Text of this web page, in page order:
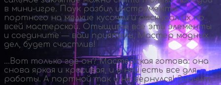
в мини-игре. Паук разбил инструменты
портного на мелкие кусочки и раскидал их по
всей мастерской. Отыщите все эти элементы
и соедините — ваш приятель, Мастер модных
дел, будет счастлив!
…Вот только где он? Мастерская готова: она
снова яркая и красивая, и в ней есть все для
работы. А портной так и не вернулся! Значит,